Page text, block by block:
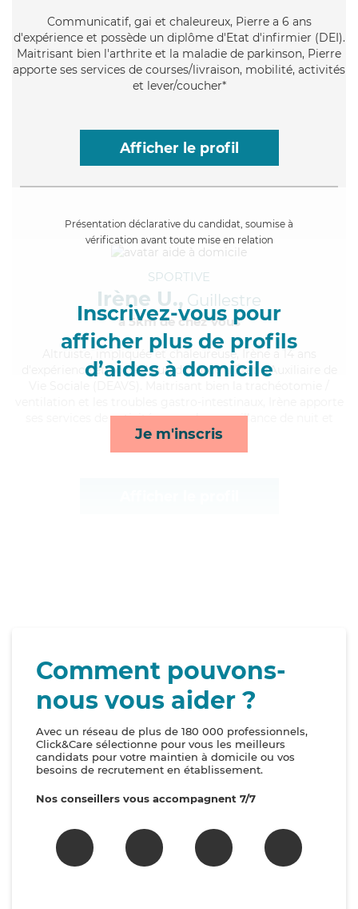
Communicatif, gai et chaleureux, Pierre a 6 ans
d'expérience et possède un diplôme d'Etat d'infirmier (DEI).
Maitrisant bien l'arthrite et la maladie de parkinson, Pierre
apporte ses services de courses/livraison, mobilité, activités
et lever/coucher*
Afficher le profil
Présentation déclarative du candidat, soumise à
vérification avant toute mise en relation
Inscrivez-vous pour
afficher plus de profils
d’aides à domicile
Je m'inscris
SPORTIVE
Irène U., Guillestre
à 5km de chez Vous
, impliquée et chaleureuse, Irène a 14 ans
d'expérience et possède un diplôme d'État d'Auxiliaire de
ses services de activités, rappels, surveillance de nuit et
lessive/repassage*
Comment pouvons-
nous vous aider ?
Avec un réseau de plus de 180 000 professionnels,
Click&Care sélectionne pour vous les meilleurs
candidats pour votre maintien à domicile ou vos
besoins de recrutement en établissement.
Nos conseillers vous accompagnent 7/7